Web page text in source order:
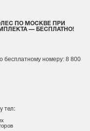
тел:
ПО МОСКВЕ ПРИ
— БЕСПЛАТНО!
бесплатному номеру: 8 800